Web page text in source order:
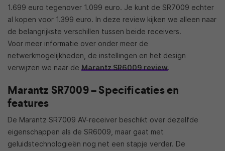
1.699 euro tegenover 1.099 euro. Je kunt de SR7009 echter
al kopen voor 1.399 euro. In deze review kijken we alleen naar
de belangrijkste verschillen tussen beide receivers.
Voor meer informatie over onder meer de
netwerkmogelijkheden, de instellingen en het design
verwijzen we naar de Marantz SR6009 review.
Marantz SR7009 – Specificaties en
features
De Marantz SR7009 AV-receiver beschikt over dezelfde
eigenschappen als de SR6009, maar gaat met
geluidstechnologieën nog net een stapje verder. De